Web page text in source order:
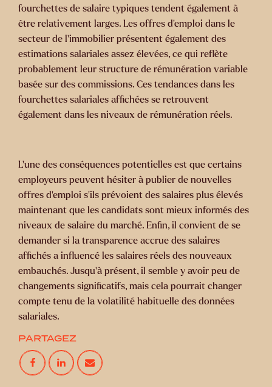
fourchettes de salaire typiques tendent également à
être relativement larges. Les offres d'emploi dans le
secteur de l'immobilier présentent également des
estimations salariales assez élevées, ce qui reflète
probablement leur structure de rémunération variable
basée sur des commissions. Ces tendances dans les
fourchettes salariales affichées se retrouvent
également dans les niveaux de rémunération réels.
L'une des conséquences potentielles est que certains
employeurs peuvent hésiter à publier de nouvelles
offres d'emploi s'ils prévoient des salaires plus élevés
maintenant que les candidats sont mieux informés des
niveaux de salaire du marché. Enfin, il convient de se
demander si la transparence accrue des salaires
affichés a influencé les salaires réels des nouveaux
embauchés. Jusqu'à présent, il semble y avoir peu de
changements significatifs, mais cela pourrait changer
compte tenu de la volatilité habituelle des données
salariales.
PARTAGEZ